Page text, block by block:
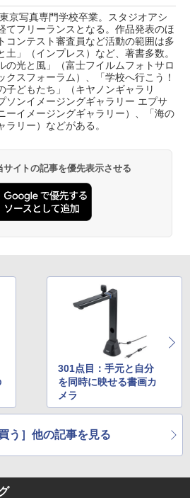
京写真専門学校卒業。スタジオアシ
てフリーランスとなる。作品発表のほ
コンテスト審査員など活動の範囲は多
」（インプレス）など、著書多数。
の光と風」（富士フイルムフォトサロ
クスフォーラム）、「学校へ行こう！
子どもたち」（キヤノンギャラリ
ソンイメージングギャラリー エプサ
ーイメージングギャラリー）、「海の
リー）などがある。
イトの記事を優先表示させる
301点目：手元と自分
を同時に映せる書画カ
メラ
う］他の記事を見る